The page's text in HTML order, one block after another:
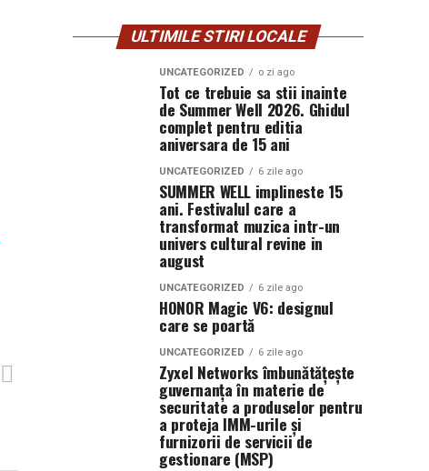
ULTIMILE STIRI LOCALE
UNCATEGORIZED o zi ago
Tot ce trebuie sa stii inainte
de Summer Well 2026. Ghidul
complet pentru editia
aniversara de 15 ani
UNCATEGORIZED 6 zile ago
SUMMER WELL implineste 15
ani. Festivalul care a
transformat muzica intr-un
univers cultural revine in
august
UNCATEGORIZED 6 zile ago
HONOR Magic V6: designul
care se poartă
UNCATEGORIZED 6 zile ago
Zyxel Networks îmbunătățește
guvernanța în materie de
securitate a produselor pentru
a proteja IMM-urile și
furnizorii de servicii de
gestionare (MSP)